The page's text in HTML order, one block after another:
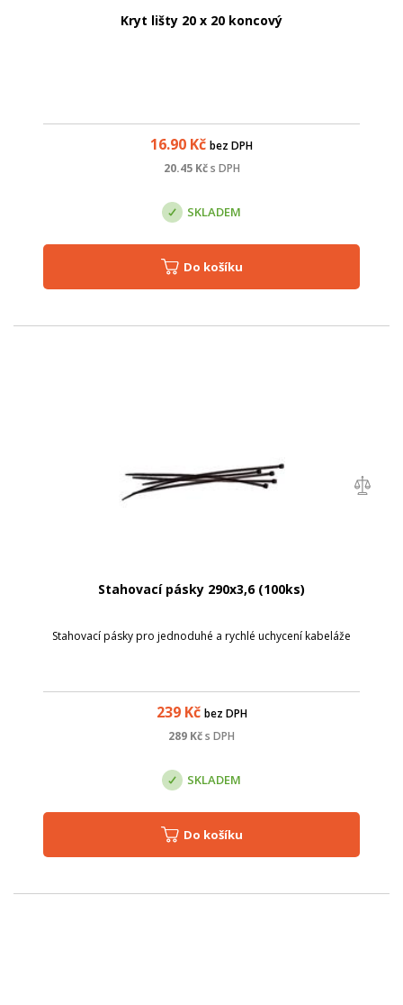
Kryt lišty 20 x 20 koncový
16.90 Kč bez DPH
20.45Kč s DPH
SKLADEM
Do košíku
Stahovací pásky 290x3,6 (100ks)
Stahovací pásky pro jednoduhé a rychlé uchycení kabeláže
239Kč bez DPH
289 Kčs DPH
SKLADEM
Do košíku